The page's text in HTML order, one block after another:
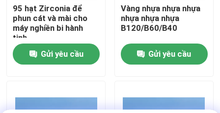
Yêu cầu báo giá
Phương tiện nổ gốm
Gốm nổ mài mòn
95 hạt Zirconia để
phun cát và mài cho
máy nghiền bi hành
tinh
Gửi yêu cầu
Vàng nhựa nhựa nhựa
nhựa nhựa nhựa
B120/B60/B40
Gửi yêu cầu